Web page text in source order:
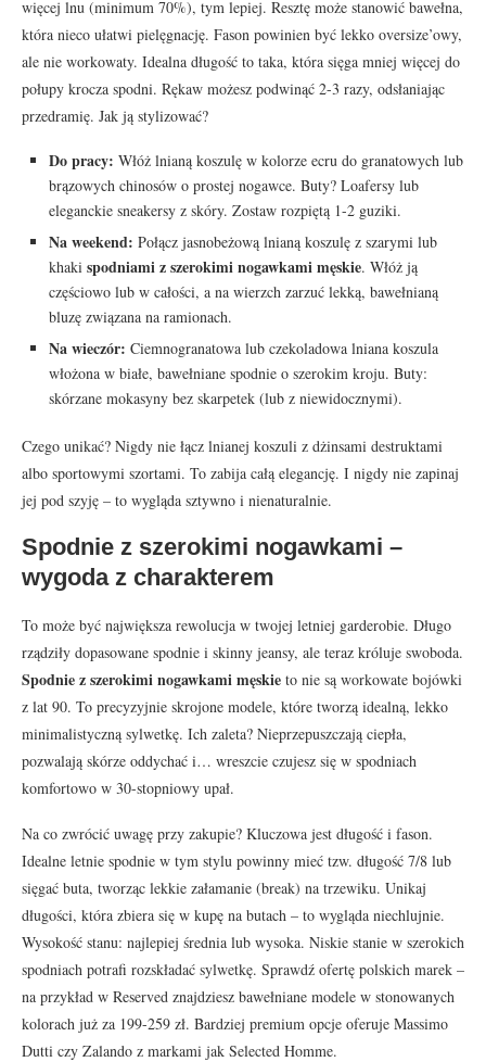
więcej lnu (minimum 70%), tym lepiej. Resztę może stanowić bawełna,
która nieco ułatwi pielęgnację. Fason powinien być lekko oversize’owy,
ale nie workowaty. Idealna długość to taka, która sięga mniej więcej do
połupy krocza spodni. Rękaw możesz podwinąć 2-3 razy, odsłaniając
przedramię. Jak ją stylizować?
Do pracy: Włóż lnianą koszulę w kolorze ecru do granatowych lub
brązowych chinosów o prostej nogawce. Buty? Loafersy lub
eleganckie sneakersy z skóry. Zostaw rozpiętą 1-2 guziki.
Na weekend: Połącz jasnobeżową lnianą koszulę z szarymi lub
khaki spodniami z szerokimi nogawkami męskie. Włóż ją
częściowo lub w całości, a na wierzch zarzuć lekką, bawełnianą
bluzę związana na ramionach.
Na wieczór: Ciemnogranatowa lub czekoladowa lniana koszula
włożona w białe, bawełniane spodnie o szerokim kroju. Buty:
skórzane mokasyny bez skarpetek (lub z niewidocznymi).
Czego unikać? Nigdy nie łącz lnianej koszuli z dżinsami destruktami
albo sportowymi szortami. To zabija całą elegancję. I nigdy nie zapinaj
jej pod szyję – to wygląda sztywno i nienaturalnie.
Spodnie z szerokimi nogawkami –
wygoda z charakterem
To może być największa rewolucja w twojej letniej garderobie. Długo
rządziły dopasowane spodnie i skinny jeansy, ale teraz króluje swoboda.
Spodnie z szerokimi nogawkami męskie to nie są workowate bojówki
z lat 90. To precyzyjnie skrojone modele, które tworzą idealną, lekko
minimalistyczną sylwetkę. Ich zaleta? Nieprzepuszczają ciepła,
pozwalają skórze oddychać i… wreszcie czujesz się w spodniach
komfortowo w 30-stopniowy upał.
Na co zwrócić uwagę przy zakupie? Kluczowa jest długość i fason.
Idealne letnie spodnie w tym stylu powinny mieć tzw. długość 7/8 lub
sięgać buta, tworząc lekkie załamanie (break) na trzewiku. Unikaj
długości, która zbiera się w kupę na butach – to wygląda niechlujnie.
Wysokość stanu: najlepiej średnia lub wysoka. Niskie stanie w szerokich
spodniach potrafi rozskładać sylwetkę. Sprawdź ofertę polskich marek –
na przykład w Reserved znajdziesz bawełniane modele w stonowanych
kolorach już za 199-259 zł. Bardziej premium opcje oferuje Massimo
Dutti czy Zalando z markami jak Selected Homme.